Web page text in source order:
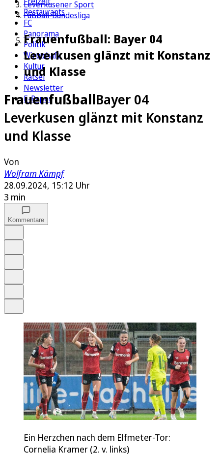
Restaurants
FC
Panorama
Politik
Wirtschaft
Kultur
Rätsel
Newsletter
E-Paper
Leverkusener Sport
Fußball-Bundesliga
Frauenfußball: Bayer 04
Leverkusen glänzt mit Konstanz
und Klasse
FrauenfußballBayer 04
Leverkusen glänzt mit Konstanz
und Klasse
Von
Wolfram Kämpf
28.09.2024, 15:12 Uhr
3 min
Kommentare
Ein Herzchen nach dem Elfmeter-Tor:
Cornelia Kramer (2. v. links)